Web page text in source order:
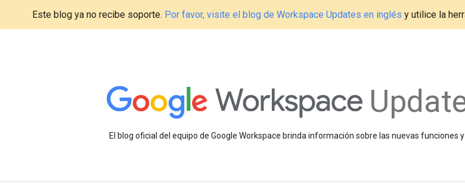
Este blog ya no recibe soporte. Por favor, visite el blog de Workspace Updates en inglés y utilice la
El blog oficial del equipo de Google Workspace brinda información sobre las nuevas funciones